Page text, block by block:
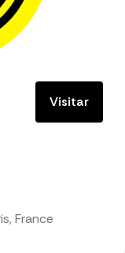
Visitar
France